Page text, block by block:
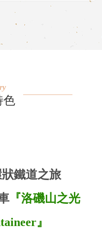
色
鐵道之旅
『洛磯山之光
』